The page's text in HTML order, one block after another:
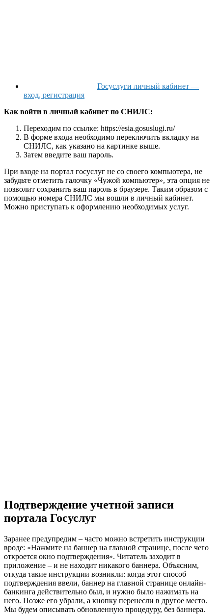
Госуслуги личный кабинет —
вход, регистрация
Как войти в личный кабинет по СНИЛС:
Переходим по ссылке: https://esia.gosuslugi.ru/
В форме входа необходимо переключить вкладку на
СНИЛС, как указано на картинке выше.
Затем введите ваш пароль.
При входе на портал госуслуг не со своего компьютера, не
забудьте отметить галочку «Чужой компьютер», эта опция не
позволит сохранить ваш пароль в браузере. Таким образом с
помощью номера СНИЛС мы вошли в личный кабинет.
Можно приступать к оформлению необходимых услуг.
Подтверждение учетной записи
портала Госуслуг
Заранее предупредим – часто можно встретить инструкции
вроде: «Нажмите на баннер на главной странице, после чего
откроется окно подтверждения». Читатель заходит в
приложение – и не находит никакого баннера. Объясним,
откуда такие инструкции возникли: когда этот способ
подтверждения ввели, баннер на главной странице онлайн-
банкинга действительно был, и нужно было нажимать на
него. Позже его убрали, а кнопку перенесли в другое место.
Мы будем описывать обновленную процедуру, без баннера.